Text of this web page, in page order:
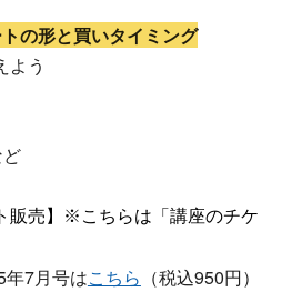
の形と買いタイミング
よう
販売】※こちらは「講座のチケ
7月号はこちら （税込950円）